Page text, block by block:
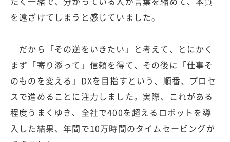
を遠ざけてしまうと感じていました。
だから「その逆をいきたい」と考えて、とにかく
まず「寄り添って」信頼を得て、その後に「仕事そ
のものを変える」DXを目指すという、順番、プロセ
スで進めることに注力しました。実際、これがある
程度うまくゆき、全社で400を超えるロボットを導
入した結果、年間で10万時間のタイムセービングが